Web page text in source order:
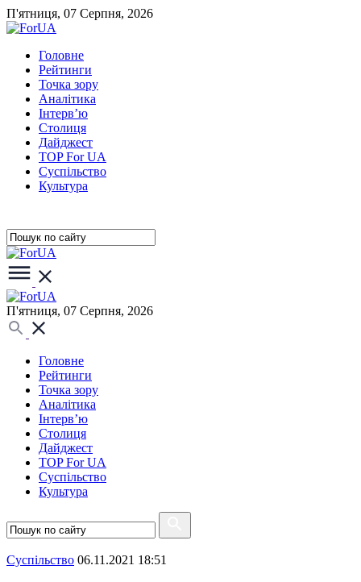
П'ятниця, 07 Серпня, 2026
Головне
Рейтинги
Точка зору
Аналітика
Інтерв’ю
Столиця
Дайджест
TOP For UA
Суспiльство
Культура
П'ятниця, 07 Серпня, 2026
Головне
Рейтинги
Точка зору
Аналітика
Інтерв’ю
Столиця
Дайджест
TOP For UA
Суспiльство
Культура
Суспiльство 06.11.2021 18:51